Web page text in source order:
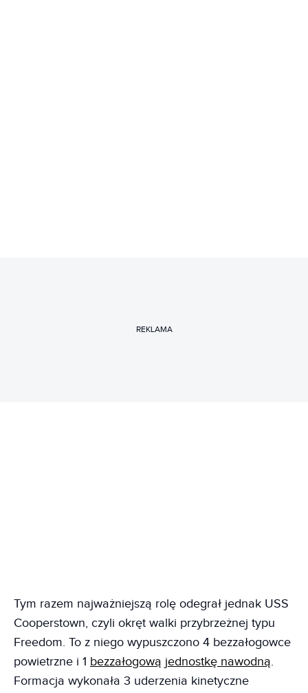
REKLAMA
Tym razem najważniejszą rolę odegrał jednak USS
Cooperstown, czyli okręt walki przybrzeżnej typu
Freedom. To z niego wypuszczono 4 bezzałogowce
powietrzne i 1 bezzałogową jednostkę nawodną.
Formacja wykonała 3 uderzenia kinetyczne